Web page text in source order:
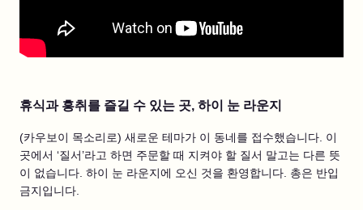
휴식과 흥취를 즐길 수 있는 곳, 하이 눈 라운지
(카우보이 목소리로) 새로운 테마가 이 동네를 접수했습니다. 이
곳에서 ‘질서’라고 하면 주문할 때 지켜야 할 질서 말고는 다른 뜻
이 없습니다. 하이 눈 라운지에 오신 것을 환영합니다. 총은 반입
금지입니다.